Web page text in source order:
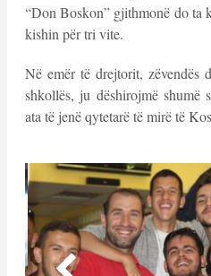
“Don Boskon” gjithmonë do ta
kishin për tri vite.
Në emër të drejtorit, zëvendës
shkollës, ju dëshirojmë shumë
ata të jenë qytetarë të mirë të